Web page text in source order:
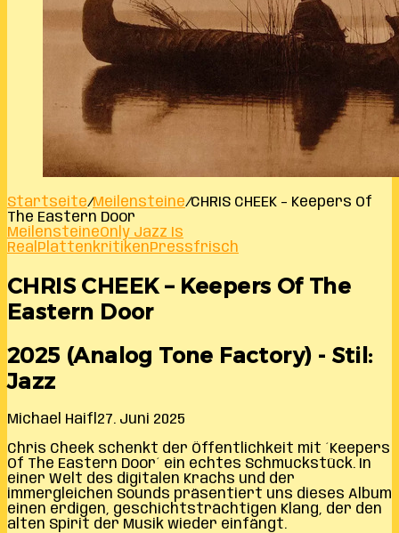
Startseite/Meilensteine/CHRIS CHEEK – Keepers Of
The Eastern Door
MeilensteineOnly Jazz Is
Real PlattenkritikenPressfrisch
CHRIS CHEEK – Keepers Of The
Eastern Door
2025 (Analog Tone Factory) - Stil:
Jazz
Michael Haifl 27. Juni 2025
Chris Cheek schenkt der Öffentlichkeit mit ´Keepers
Of The Eastern Door´ ein echtes Schmuckstück. In
einer Welt des digitalen Krachs und der
immergleichen Sounds präsentiert uns dieses Album
einen erdigen, geschichtsträchtigen Klang, der den
alten Spirit der Musik wieder einfängt.